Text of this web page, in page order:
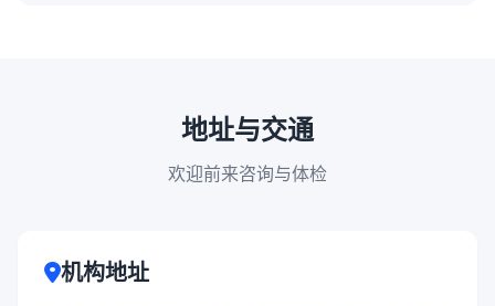
地址与交通
欢迎前来咨询与体检
机构地址